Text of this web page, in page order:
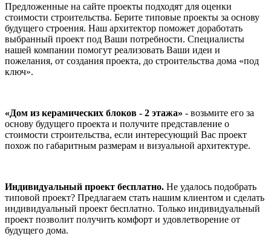
Предложенные на сайте проекты подходят для оценки
стоимости строительства. Берите типовые проекты за основу
будущего строения. Наш архитектор поможет доработать
выбранный проект под Ваши потребности. Специалисты
нашей компании помогут реализовать Ваши идеи и
пожелания, от создания проекта, до строительства дома «под
ключ».
«Дом из керамических блоков - 2 этажа» - возьмите его за
основу будущего проекта и получите представление о
стоимости строительства, если интересующий Вас проект
похож по габаритным размерам и визуальной архитектуре.
Индивидуальный проект бесплатно. Не удалось подобрать
типовой проект? Предлагаем стать нашим клиентом и сделать
индивидуальный проект бесплатно. Только индивидуальный
проект позволит получить комфорт и удовлетворение от
будущего дома.